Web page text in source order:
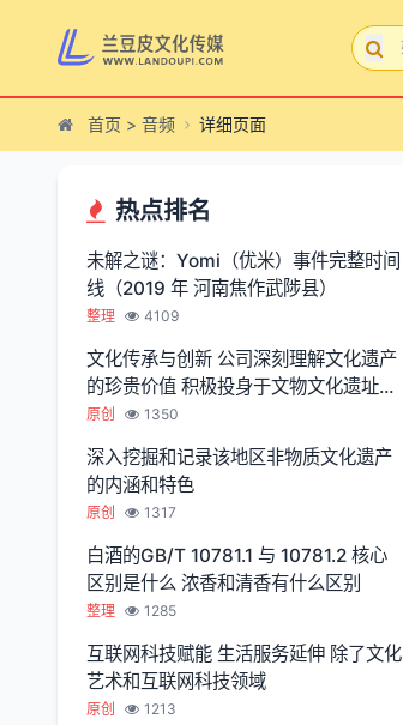
首页 > 音频 详细页面
热点排名
未解之谜：Yomi（优米）事件完整时间
线（2019 年 河南焦作武陟县）
整理 4109
文化传承与创新 公司深刻理解文化遗产
的珍贵价值 积极投身于文物文化遗址保
护服务
原创 1350
深入挖掘和记录该地区非物质文化遗产
的内涵和特色
原创 1317
白酒的GB/T 10781.1 与 10781.2 核心
区别是什么 浓香和清香有什么区别
整理 1285
互联网科技赋能 生活服务延伸 除了文化
艺术和互联网科技领域
原创 1213